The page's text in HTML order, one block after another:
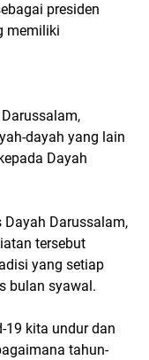
presiden
memiliki
dayah yang lain
Dayah
Dayah Darussalam,
tersebut
yang setiap
bulan syawal.
19 kita undur dan
tahun-